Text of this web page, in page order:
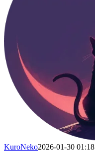
KuroNeko2026-01-30 01:18